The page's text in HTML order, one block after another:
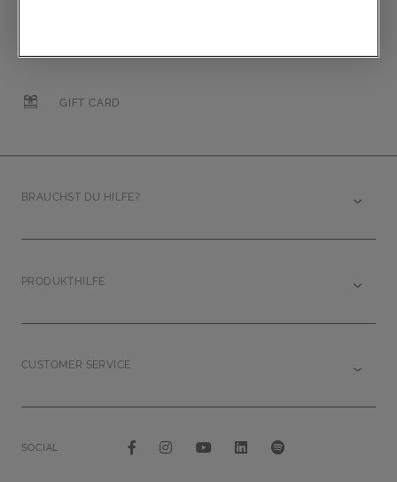
GIFT CARD
BRAUCHST DU HILFE?
PRODUKTHILFE
CUSTOMER SERVICE
SOCIAL